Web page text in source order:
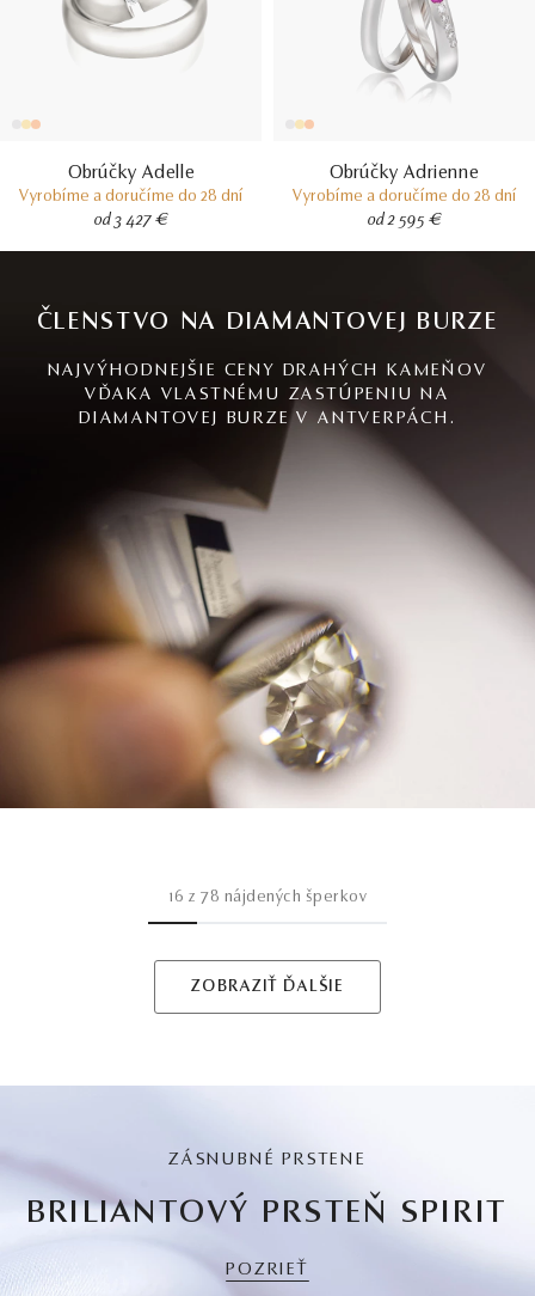
Obrúčky Adelle
Vyrobíme a doručíme do 28 dní
od 3 427 €
Obrúčky Adrienne
Vyrobíme a doručíme do 28 dní
od 2 595 €
ČLENSTVO NA DIAMANTOVEJ BURZE
NAJVÝHODNEJŠIE CENY DRAHÝCH KAMEŇOV
VĎAKA VLASTNÉMU ZASTÚPENIU NA
DIAMANTOVEJ BURZE V ANTVERPÁCH.
16 z78 nájdených šperkov
ZOBRAZIŤ ĎALŠIE
ZÁSNUBNÉ PRSTENE
BRILIANTOVÝ PRSTEŇ SPIRIT
POZRIEŤ